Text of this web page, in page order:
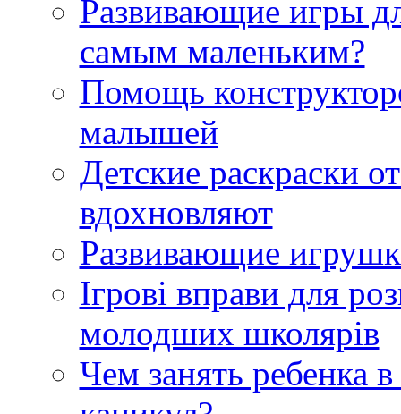
Развивающие игры
самым маленьким?
Помощь
малышей
Детские раскраски
вдохновляют
Развивающие
Ігрові вправи для
молодших школярів
Чем занять ребенка